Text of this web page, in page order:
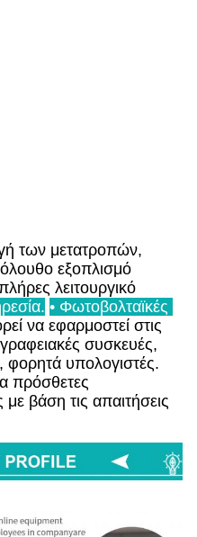
των μετατροπών,
εξοπλισμό
λειτουργικό
• Φωτοβολταϊκές
να εφαρμοστεί στις
συσκευές,
φορητά υπολογιστές.
πρόσθετες
με βάση τις απαιτήσεις